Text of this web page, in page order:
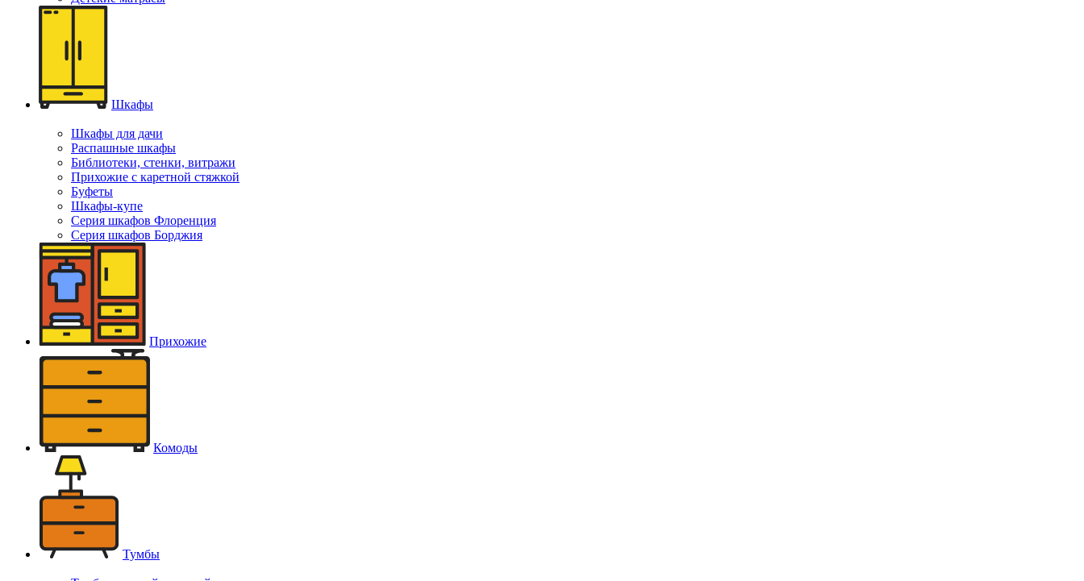
Шкафы
Шкафы для дачи
Распашные шкафы
Библиотеки, стенки, витражи
Прихожие с каретной стяжкой
Буфеты
Шкафы-купе
Серия шкафов Флоренция
Серия шкафов Борджия
Прихожие
Комоды
Тумбы